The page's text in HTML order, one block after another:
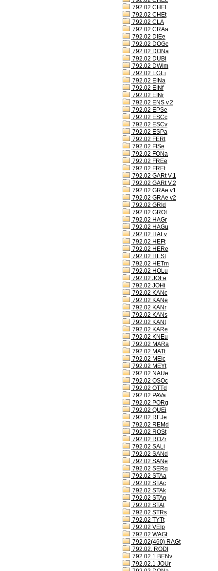
792.02 CHEl
792.02 CHEt
792.02 CLA
792.02 CRAa
792.02 DIEe
792.02 DOGc
792.02 DONa
792.02 DUBi
792.02 DWIm
792.02 EGEi
792.02 EINa
792.02 EINf
792.02 EINr
792.02 ENS v.2
792.02 EPSe
792.02 ESCc
792.02 ESCv
792.02 ESPa
792.02 FERt
792.02 FISe
792.02 FONa
792.02 FREe
792.02 FREt
792.02 GARt V.1
792.02 GARt V.2
792.02 GRAe v1
792.02 GRAe v2
792.02 GRId
792.02 GROt
792.02 HAGr
792.02 HAGu
792.02 HALv
792.02 HEFt
792.02 HERe
792.02 HESt
792.02 HETm
792.02 HOLu
792.02 JOFe
792.02 JOHi
792.02 KANc
792.02 KANe
792.02 KANr
792.02 KANs
792.02 KANt
792.02 KARe
792.02 KNEu
792.02 MARa
792.02 MATt
792.02 MEIc
792.02 MEYt
792.02 NAUe
792.02 OSOc
792.02 OTTd
792.02 PAVa
792.02 PORg
792.02 QUEi
792.02 REJe
792.02 REMd
792.02 ROSt
792.02 ROZr
792.02 SALi
792.02 SANd
792.02 SANe
792.02 SERq
792.02 STAa
792.02 STAc
792.02 STAk
792.02 STAp
792.02 STAt
792.02 STRs
792.02 TYTt
792.02 VEIp
792.02 WAGt
792.02(460) RAGt
792.02. RODl
792.02.1 BENv
792.02.1 JOUr